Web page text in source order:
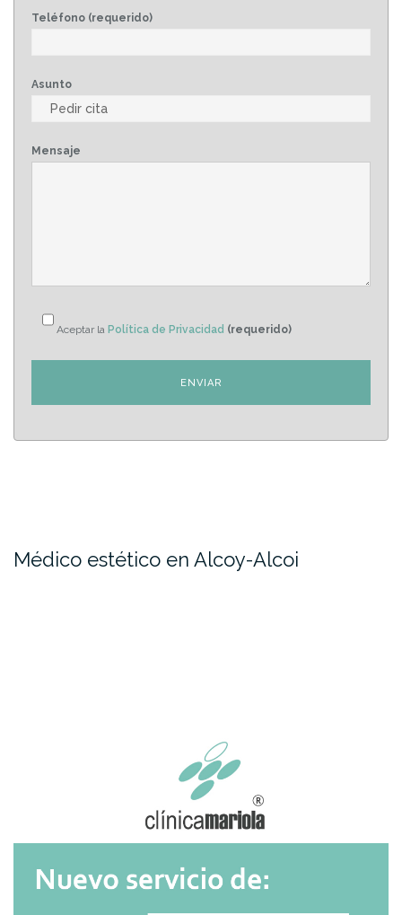
Teléfono (requerido)
Asunto
Mensaje
Aceptar la Política de Privacidad (requerido)
Médico estético en Alcoy-Alcoi